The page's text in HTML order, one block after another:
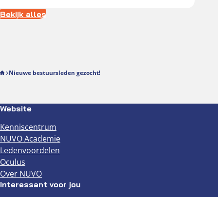
Bekijk alles
Nieuwe bestuursleden gezocht!
Website
Kenniscentrum
NUVO Academie
Ledenvoordelen
Oculus
Over NUVO
Interessant voor jou